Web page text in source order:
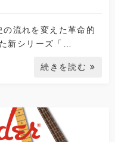
流れを変えた革命的
新シリーズ「…
続きを読む